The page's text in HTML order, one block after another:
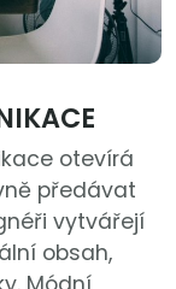
otevírá
předávat
vytvářejí
obsah,